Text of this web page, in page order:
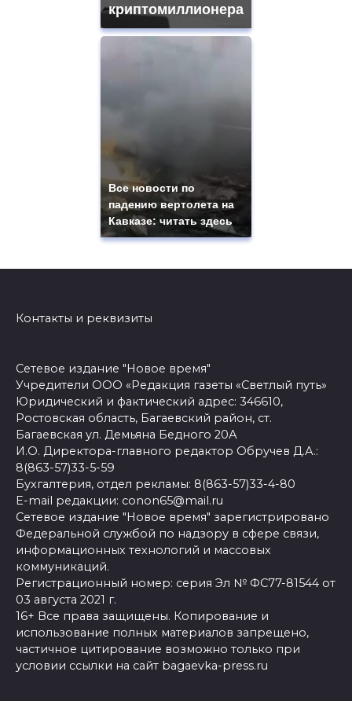
криптомиллионера
Все новости по
падению вертолета на
Кавказе: читать здесь
Контакты и реквизиты
Сетевое издание "Новое время"
Учредители ООО «Редакция газеты «Светлый путь»
Юридический и фактический адрес: 346610,
Ростовская область, Багаевский район, ст.
Багаевская ул. Демьяна Бедного 20А
И.О. Директора-главного редактор Обручев Д.А.:
8(863-57)33-5-59
Бухгалтерия, отдел рекламы: 8(863-57)33-4-80
E-mail редакции: conon65@mail.ru
Сетевое издание "Новое время" зарегистрировано
Федеральной службой по надзору в сфере связи,
информационных технологий и массовых
коммуникаций.
Регистрационный номер: серия Эл № ФС77-81544 от
03 августа 2021 г.
16+ Все права защищены. Копирование и
использование полных материалов запрещено,
частичное цитирование возможно только при
условии ссылки на сайт bagaevka-press.ru